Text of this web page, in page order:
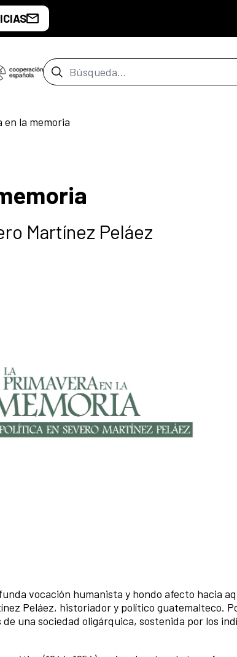
Barra de búsqueda
en la memoria
Martínez Peláez
vocación humanista y hondo afecto hacia
Peláez, historiador y político guatemalteco.
una sociedad oligárquica, sostenida por los